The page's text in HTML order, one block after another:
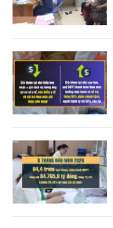
Media Giáo
Media Y tế
Media Khoa
Media Môi
Ảnh
Infographic